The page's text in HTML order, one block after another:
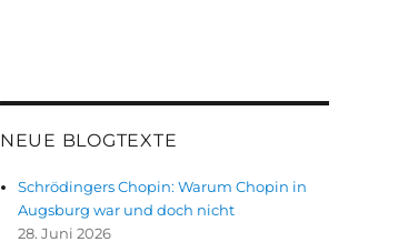
NEUE BLOGTEXTE
Schrödingers Chopin: Warum Chopin in
Augsburg war und doch nicht
28. Juni 2026